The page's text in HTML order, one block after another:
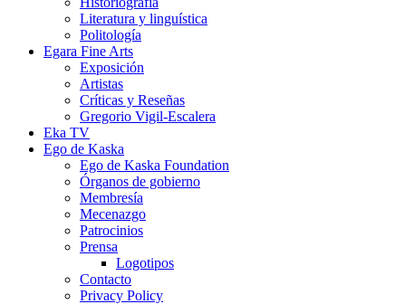
Literatura y linguística
Politología
Egara Fine Arts
Exposición
Artistas
Críticas y Reseñas
Gregorio Vigil-Escalera
Eka TV
Ego de Kaska
Ego de Kaska Foundation
Órganos de gobierno
Membresía
Mecenazgo
Patrocinios
Prensa
Logotipos
Contacto
Privacy Policy